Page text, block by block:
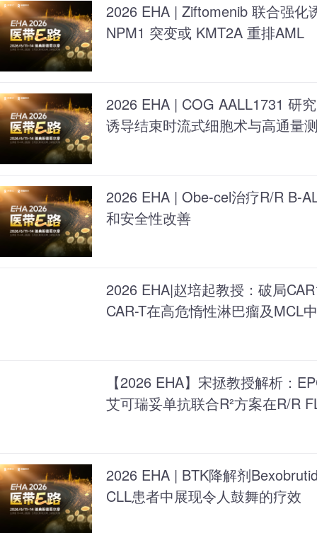
2026 EHA | Ziftomenib 联合强化
NPM1 突变或 KMT2A 重排AML
2026 EHA | COG AALL1731 研
诱导结束时流式细胞术与高通量
2026 EHA | Obe-cel治疗R/R B-
和安全性改善
2026 EHA|赵培起教授：破局
CAR-T在高危惰性淋巴瘤及MCL
【2026 EHA】宋拯教授解析：
艾可瑞妥单抗联合R²方案在R/R
2026 EHA | BTK降解剂
CLL患者中展现令人鼓舞的疗效